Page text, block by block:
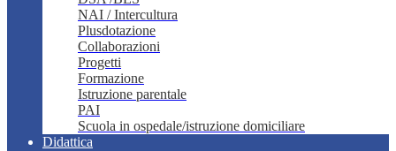
NAI / Intercultura
Plusdotazione
Collaborazioni
Progetti
Formazione
Istruzione parentale
PAI
Scuola in ospedale/istruzione domiciliare
Didattica